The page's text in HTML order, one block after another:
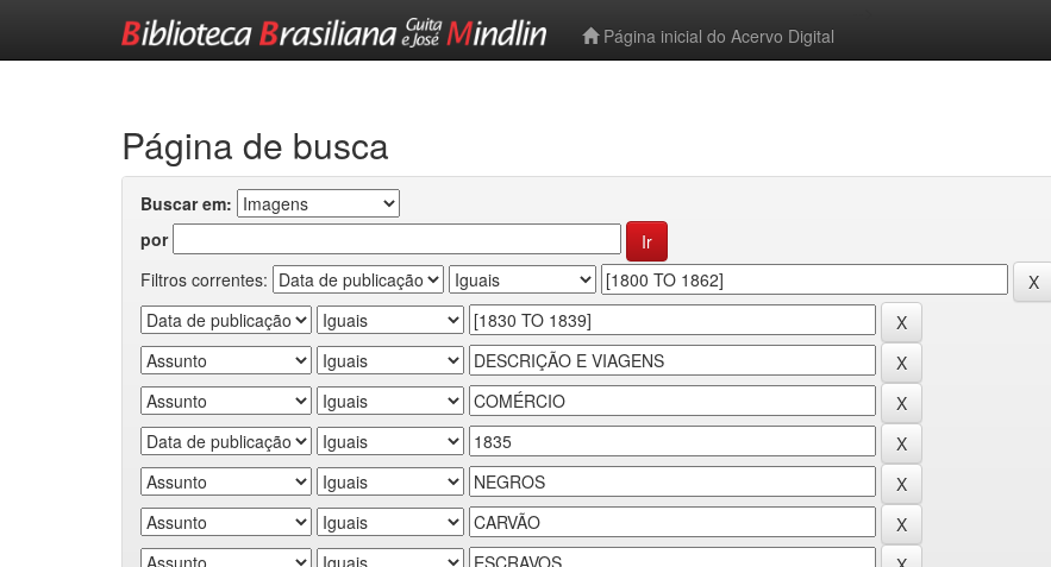
Página inicial do Acervo Digital
Página de busca
Buscar em:
por
Filtros correntes: